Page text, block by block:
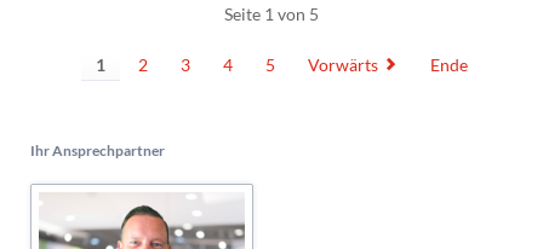
Schmidt
bestätigt
Seite 1 von 5
1 2 3 4 5 Vorwärts Ende
Ihr Ansprechpartner